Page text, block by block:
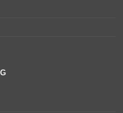
viên uống cung cấp 720 mg
chất béo mỗi tuần để hỗ